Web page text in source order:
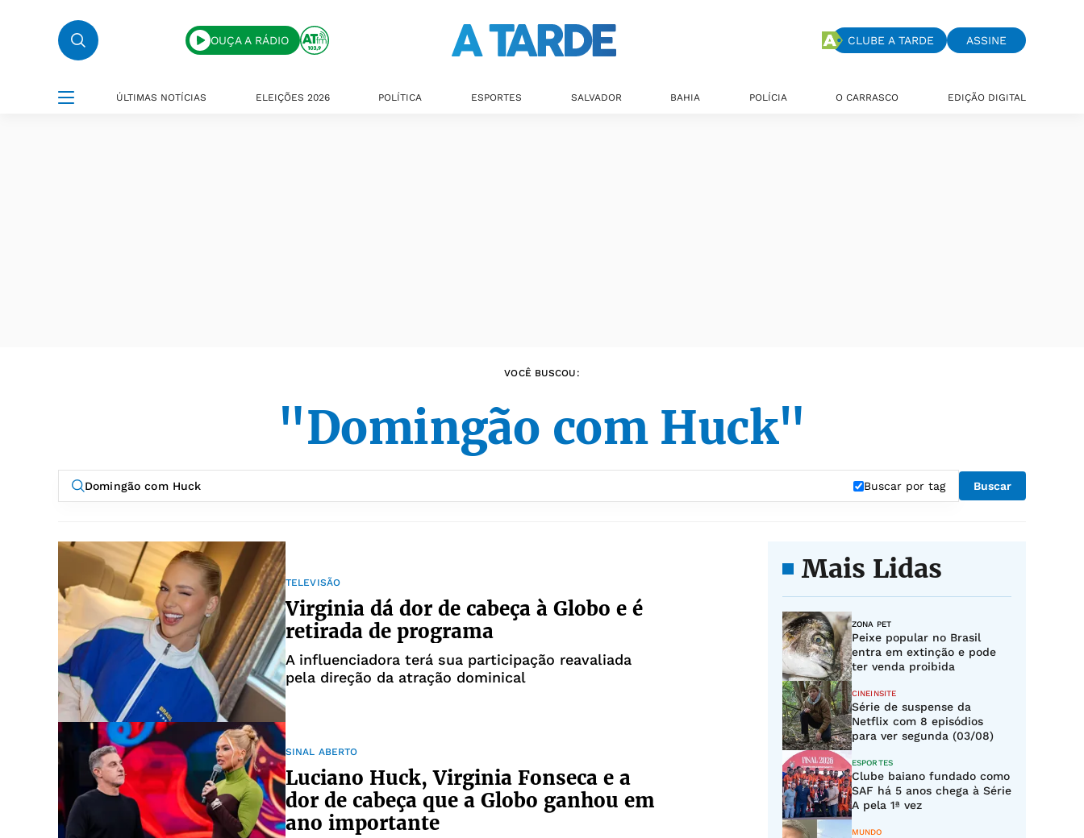
OUÇA A RÁDIO CLUBE A TARDE ASSINE
ÚLTIMAS NOTÍCIAS ELEIÇÕES 2026 POLÍTICA ESPORTES SALVADOR BAHIA POLÍCIA O CARRASCO EDIÇÃO DIGITAL
VOCÊ BUSCOU:
"Domingão com Huck"
Buscar por tag Buscar
TELEVISÃO
Virginia dá dor de cabeça à Globo e é
retirada de programa
A influenciadora terá sua participação reavaliada
pela direção da atração dominical
SINAL ABERTO
Luciano Huck, Virginia Fonseca e a
dor de cabeça que a Globo ganhou em
ano importante
Mais Lidas
ZONA PET
Peixe popular no Brasil
entra em extinção e pode
ter venda proibida
CINEINSITE
Série de suspense da
Netflix com 8 episódios
para ver segunda (03/08)
ESPORTES
Clube baiano fundado como
SAF há 5 anos chega à Série
A pela 1ª vez
MUNDO